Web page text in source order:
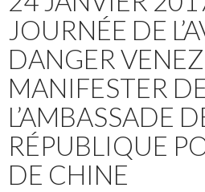
JOURNÉE DE
DANGER VENEZ
MANIFESTER
L’AMBASSADE
RÉPUBLIQUE
DE CHINE